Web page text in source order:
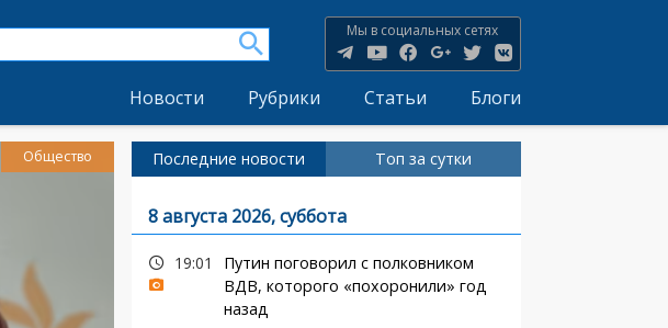
Мы в социальных сетях
Новости Рубрики Статьи Блоги
Общество Последние новости Топ за сутки
8 августа 2026, суббота
19:01
Путин поговорил с полковником
ВДВ, которого «похоронили» год
назад